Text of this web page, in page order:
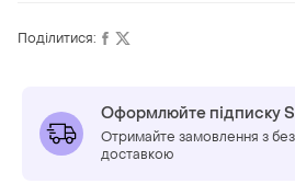
Поділитися:
Оформлюйте підписку
Отримайте замовлення з
доставкою